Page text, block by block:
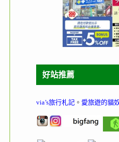
好站推薦
via’s旅行札記 。 愛旅遊的貓